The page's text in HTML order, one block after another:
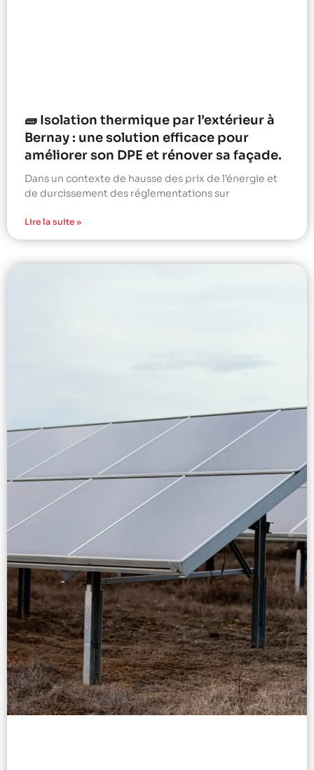
🧱 Isolation thermique par l’extérieur à
Bernay : une solution efficace pour
améliorer son DPE et rénover sa façade.
Dans un contexte de hausse des prix de l’énergie et
de durcissement des réglementations sur
Lire la suite »